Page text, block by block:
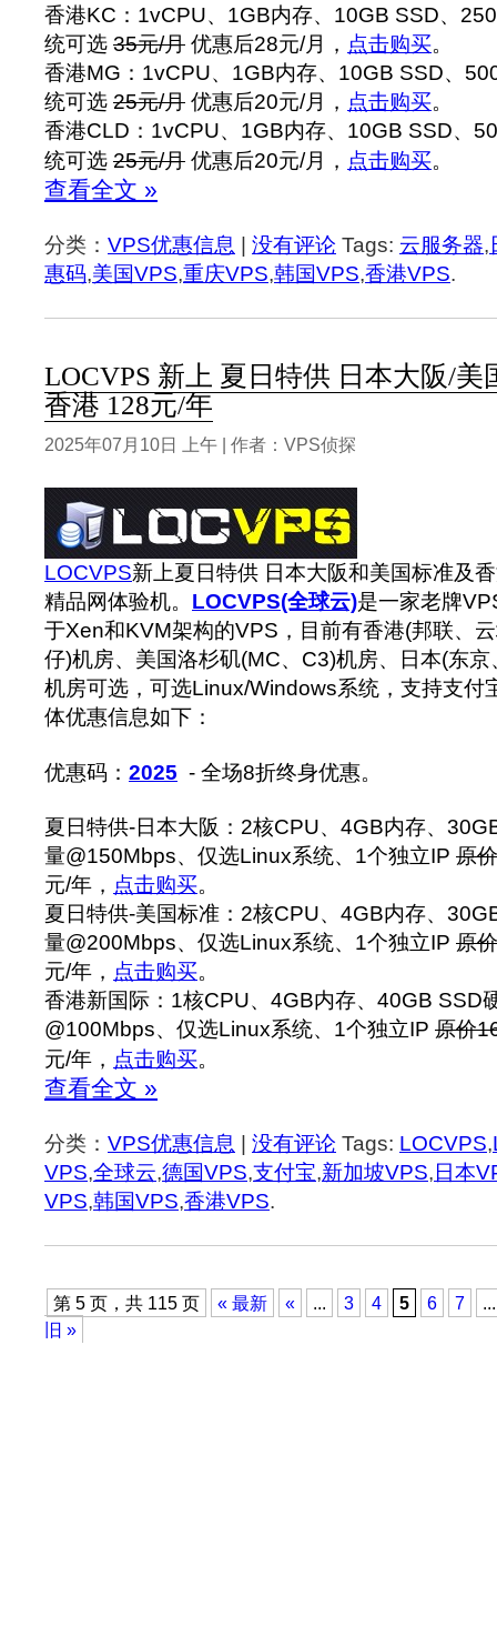
香港KC：1vCPU、1GB内存、10GB SSD、
统可选 35元/月 优惠后28元/月， 点击购买。
香港MG：1vCPU、1GB内存、10GB SSD、
统可选 25元/月 优惠后20元/月， 点击购买。
香港CLD：1vCPU、1GB内存、10GB SSD、
统可选 25元/月 优惠后20元/月， 点击购买。
查看全文 »
分类： VPS优惠信息 | 没有评论 Tags: 云服务器,
惠码,美国VPS,重庆VPS,韩国VPS,香港VPS.
LOCVPS 新上 夏日特供 日本大阪/美
香港 128元/年
2025年07月10日 上午 | 作者：VPS侦探
LOCVPS新上夏日特供 日本大阪和美国标准及
精品网体验机。 LOCVPS(全球云)是一家老牌
于Xen和KVM架构的VPS，目前有香港(邦联、
仔)机房、美国洛杉矶(MC、C3)机房、日本(东
机房可选，可选Linux/Windows系统，支持支付
体优惠信息如下：
优惠码： 2025 - 全场8折终身优惠。
夏日特供-日本大阪：2核CPU、4GB内存、
量@150Mbps、仅选Linux系统、1个独立IP 原
元/年， 点击购买。
夏日特供-美国标准：2核CPU、4GB内存、
量@200Mbps、仅选Linux系统、1个独立IP 原
元/年， 点击购买。
香港新国际：1核CPU、4GB内存、40GB SSD
@100Mbps、仅选Linux系统、1个独立IP 原价
元/年， 点击购买。
查看全文 »
分类： VPS优惠信息 | 没有评论 Tags: LOCVPS,
VPS,全球云,德国VPS,支付宝,新加坡VPS,日本
VPS,韩国VPS,香港VPS.
第 5 页，共 115 页 « 最新 « 3 4 5 6 7
旧 »